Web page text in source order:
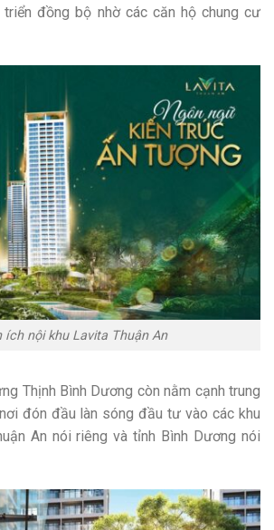
đồng bộ nhờ các căn hộ chung cư
ích nội khu Lavita Thuận An
Thịnh Bình Dương còn nằm cạnh trung
đón đầu làn sóng đầu tư vào các khu
An nói riêng và tỉnh Bình Dương nói